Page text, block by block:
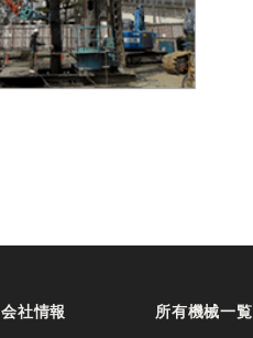
会社情報 所有機械一覧